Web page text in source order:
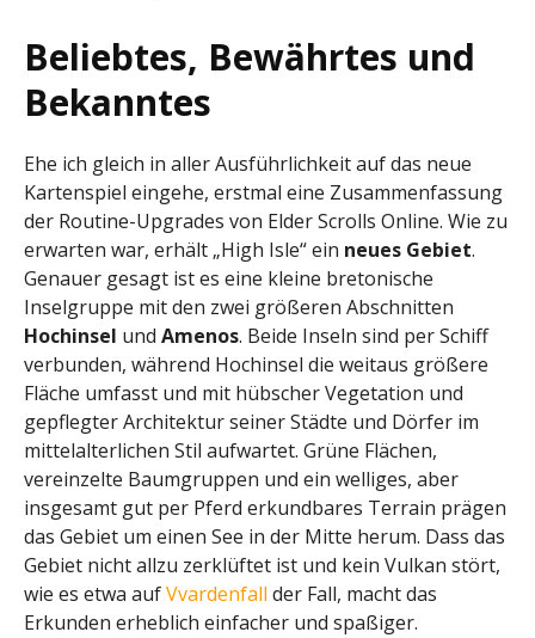
Beliebtes, Bewährtes und
Bekanntes
Ehe ich gleich in aller Ausführlichkeit auf das neue
Kartenspiel eingehe, erstmal eine Zusammenfassung
der Routine-Upgrades von Elder Scrolls Online. Wie zu
erwarten war, erhält „High Isle“ ein neues Gebiet.
Genauer gesagt ist es eine kleine bretonische
Inselgruppe mit den zwei größeren Abschnitten
Hochinsel und Amenos. Beide Inseln sind per Schiff
verbunden, während Hochinsel die weitaus größere
Fläche umfasst und mit hübscher Vegetation und
gepflegter Architektur seiner Städte und Dörfer im
mittelalterlichen Stil aufwartet. Grüne Flächen,
vereinzelte Baumgruppen und ein welliges, aber
insgesamt gut per Pferd erkundbares Terrain prägen
das Gebiet um einen See in der Mitte herum. Dass das
Gebiet nicht allzu zerklüftet ist und kein Vulkan stört,
wie es etwa aufVvardenfall der Fall, macht das
Erkunden erheblich einfacher und spaßiger.